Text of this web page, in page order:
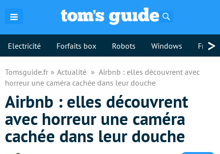
Electricité Forfaits box Robots Windows >
Tomsguide.fr Actualité
Airbnb : elles découvrent avec
horreur une caméra cachée dans leur douche
Airbnb : elles découvrent
avec horreur une caméra
cachée dans leur douche